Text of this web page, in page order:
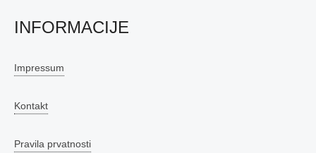
INFORMACIJE
Impressum
Kontakt
Pravila prvatnosti